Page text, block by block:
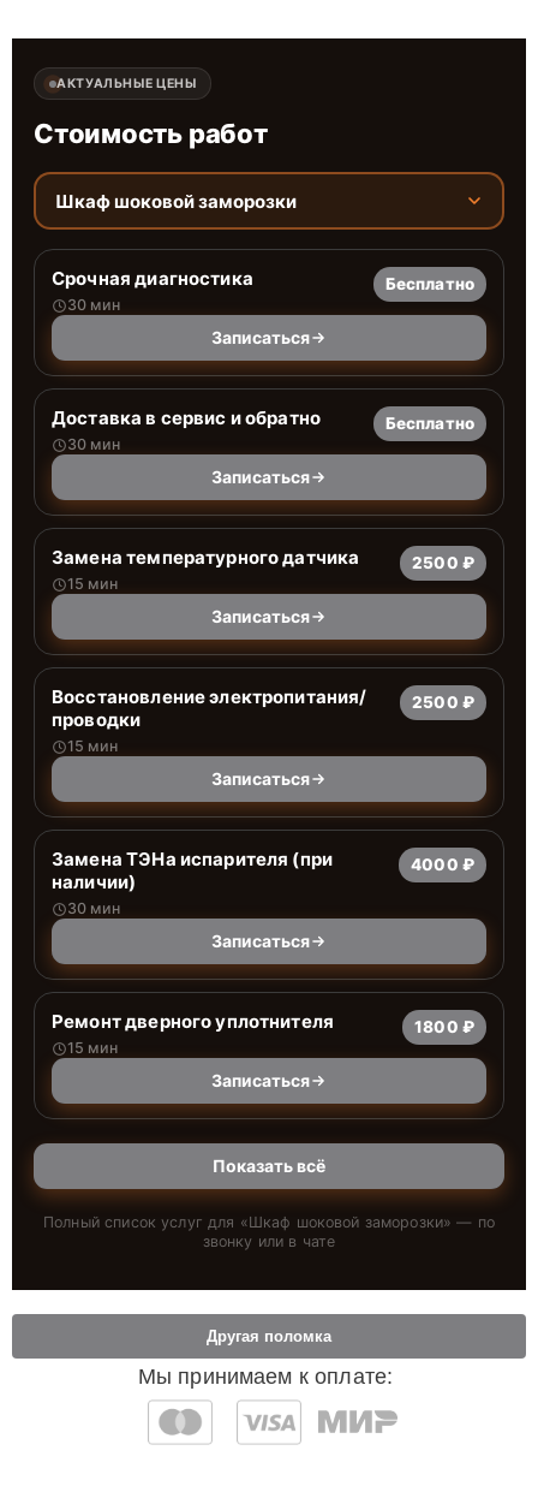
АКТУАЛЬНЫЕ ЦЕНЫ
Стоимость работ
Шкаф шоковой заморозки
Срочная диагностика
30 мин
Бесплатно
Записаться
Доставка в сервис и обратно
30 мин
Бесплатно
Записаться
Замена температурного датчика
15 мин
2500 ₽
Записаться
Восстановление электропитания/
проводки
15 мин
2500 ₽
Записаться
Замена ТЭНа испарителя (при
наличии)
30 мин
4000 ₽
Записаться
Ремонт дверного уплотнителя
15 мин
1800 ₽
Записаться
Показать всё
Полный список услуг для «Шкаф шоковой заморозки» — по
звонку или в чате
Мы принимаем к оплате:
Другая поломка